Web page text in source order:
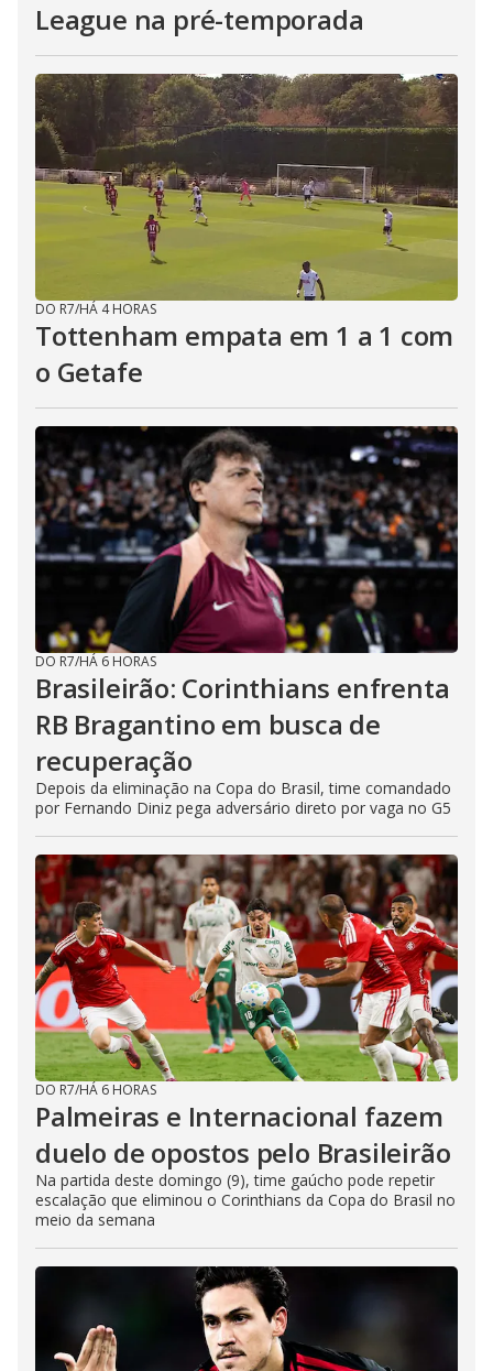
League na pré-temporada
DO R7/HÁ 4 HORAS
Tottenham empata em 1 a 1 com
o Getafe
DO R7/HÁ 6 HORAS
Brasileirão: Corinthians enfrenta
RB Bragantino em busca de
recuperação
Depois da eliminação na Copa do Brasil, time comandado
por Fernando Diniz pega adversário direto por vaga no G5
DO R7/HÁ 6 HORAS
Palmeiras e Internacional fazem
duelo de opostos pelo Brasileirão
Na partida deste domingo (9), time gaúcho pode repetir
escalação que eliminou o Corinthians da Copa do Brasil no
meio da semana